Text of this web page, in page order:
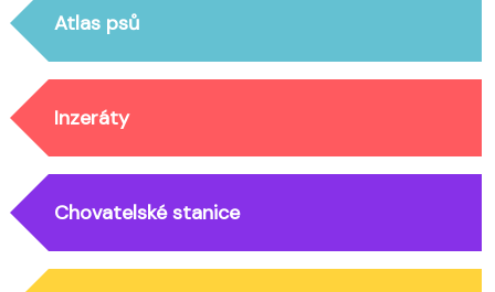
Atlas psů
Inzeráty
Chovatelské stanice